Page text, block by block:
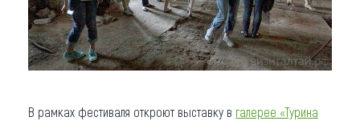
В рамках фестиваля откроют выставку в галерее «Турина